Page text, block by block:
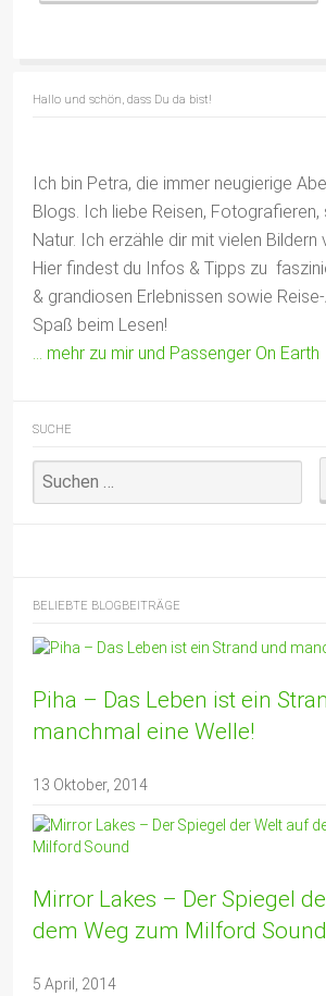
Hallo und schön, dass Du da bist!
Ich bin Petra, die immer neugierige
Blogs. Ich liebe Reisen, Fotografieren,
Natur. Ich erzähle dir mit vielen Bildern
Hier findest du Infos & Tipps zu
& grandiosen Erlebnissen sowie
Spaß beim Lesen!
… mehr zu mir und Passenger On Earth
SUCHE
BELIEBTE BLOGBEITRÄGE
Piha – Das Leben ist ein
manchmal eine Welle!
13 Oktober, 2014
Mirror Lakes – Der Spiegel
dem Weg zum Milford Sound
5 April, 2014